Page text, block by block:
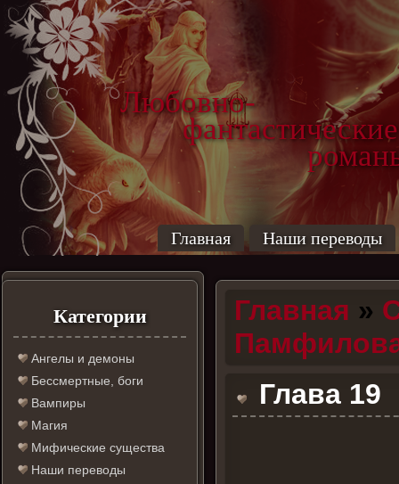
Любовно-
фантастические
Главная Наши переводы
Категории
Ангелы и демоны
Бессмертные, боги
Вампиры
Магия
Мифические существа
Наши переводы
Главная »
Глава 19